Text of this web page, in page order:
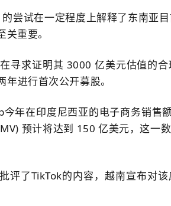
尝试在一定程度上解释了东南亚
重要。
寻求证明其 3000 亿美元估值的
进行首次公开募股。
年在印度尼西亚的电子商务销售
预计将达到 150 亿美元，这一
评了TikTok的内容，越南宣布对